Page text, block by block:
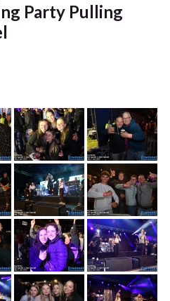
Party Pulling